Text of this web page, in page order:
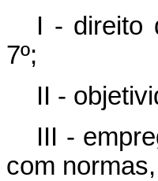
I - direito
7º;
II -
III -
com